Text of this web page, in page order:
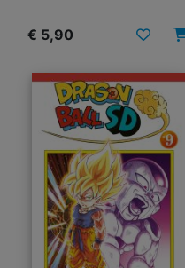
€ 5,90